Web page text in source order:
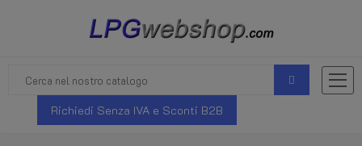
Richiedi Senza IVA e Sconti B2B